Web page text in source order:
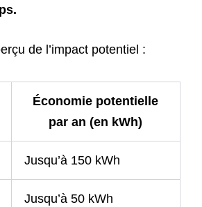
de l’impact potentiel :
Économie potentielle
par an (en kWh)
Jusqu’à 150 kWh
Jusqu’à 50 kWh